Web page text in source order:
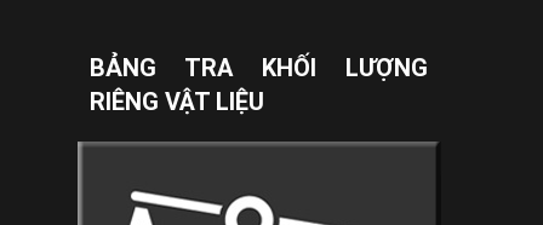
BẢNG TRA KHỐI LƯỢNG
RIÊNG VẬT LIỆU